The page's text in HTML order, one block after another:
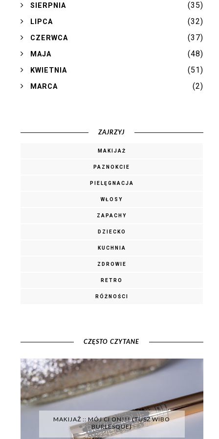
►SIERPNIA (35)
►LIPCA (32)
►CZERWCA (37)
►MAJA (48)
►KWIETNIA (51)
►MARCA (2)
ZAJRZYJ
MAKIJAŻ
PAZNOKCIE
PIELĘGNACJA
WŁOSY
ZAPACHY
DZIECKO
KUCHNIA
ZDROWIE
RETRO
RÓŻNOŚCI
CZĘSTO CZYTANE
MAKIJAŻ :: MÓJ CI ON!!! (TUSZ WIBO
BURLESQUE)